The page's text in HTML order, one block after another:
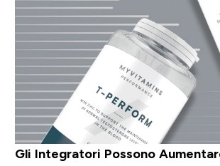
Gli Integratori Possono